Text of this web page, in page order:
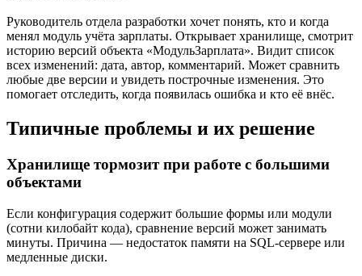
Руководитель отдела разработки хочет понять, кто и когда
менял модуль учёта зарплаты. Открывает хранилище, смотрит
историю версий объекта «МодульЗарплата». Видит список
всех изменений: дата, автор, комментарий. Может сравнить
любые две версии и увидеть построчные изменения. Это
помогает отследить, когда появилась ошибка и кто её внёс.
Типичные проблемы и их решение
Хранилище тормозит при работе с большими
объектами
Если конфигурация содержит большие формы или модули
(сотни килобайт кода), сравнение версий может занимать
минуты. Причина — недостаток памяти на SQL-сервере или
медленные диски.